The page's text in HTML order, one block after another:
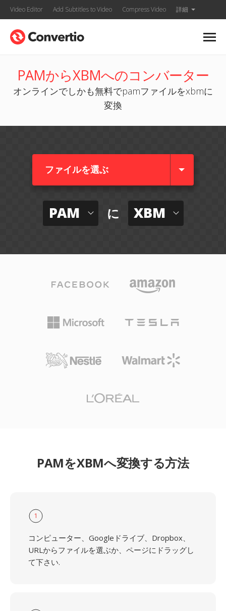
Video Editor Add Subtitles to Video Compress Video 詳細
PAMからXBMへのコンバーター
オンラインでしかも無料でpamファイルをxbmに
変換
ファイルを選ぶ
PAM に XBM
PAMをXBMへ変換する方法
1
コンピューター、Googleドライブ、Dropbox、
URLからファイルを選ぶか、ページにドラッグし
て下さい.